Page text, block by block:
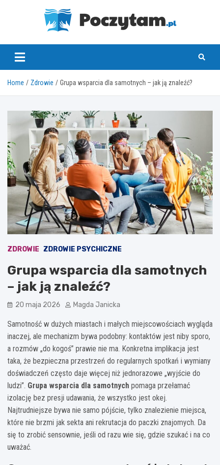
poczytam.pl
Home Zdrowie Grupa wsparcia dla samotnych – jak ją znaleźć?
ZDROWIE ZDROWIE PSYCHICZNE
Grupa wsparcia dla samotnych
– jak ją znaleźć?
20 maja 2026 Magda Janicka
Samotność w dużych miastach i małych miejscowościach wygląda
inaczej, ale mechanizm bywa podobny: kontaktów jest niby sporo,
a rozmów „do kogoś” prawie nie ma. Konkretna implikacja jest
taka, że bezpieczna przestrzeń do regularnych spotkań i wymiany
doświadczeń często daje więcej niż jednorazowe „wyjście do
ludzi”. Grupa wsparcia dla samotnych pomaga przełamać
izolację bez presji udawania, że wszystko jest okej.
Najtrudniejsze bywa nie samo pójście, tylko znalezienie miejsca,
które nie brzmi jak sekta ani rekrutacja do paczki znajomych. Da
się to zrobić sensownie, jeśli od razu wie się, gdzie szukać i na co
uważać.